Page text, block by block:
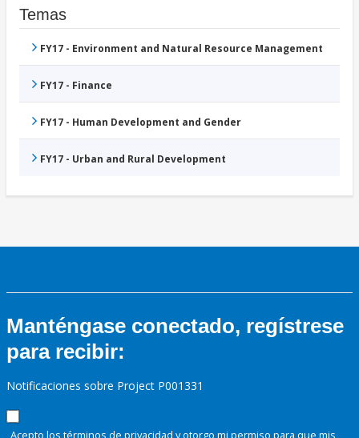
Temas
FY17 - Environment and Natural Resource Management
FY17 - Finance
FY17 - Human Development and Gender
FY17 - Urban and Rural Development
Manténgase conectado, regístrese
para recibir:
Notificaciones sobre Project P001331
Acepto los términos de privacidad y otorgo mi permiso para que mis